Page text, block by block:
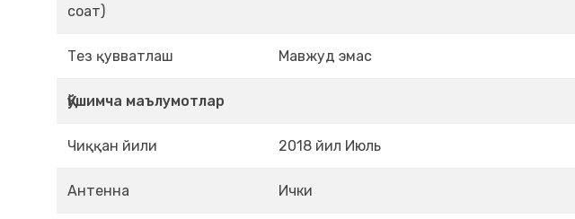
соат)
Тез қувватлаш Мавжуд эмас
Қўшимча маълумотлар
Чиққан йили 2018 йил Июль
Антенна Ички